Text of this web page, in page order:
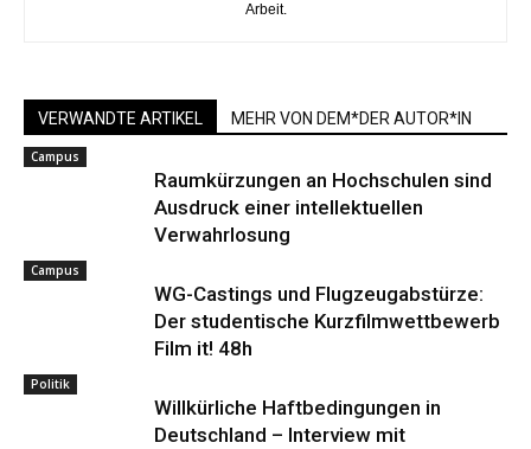
Arbeit.
VERWANDTE ARTIKEL MEHR VON DEM*DER AUTOR*IN
Campus
Raumkürzungen an Hochschulen sind
Ausdruck einer intellektuellen
Verwahrlosung
Campus
WG-Castings und Flugzeugabstürze:
Der studentische Kurzfilmwettbewerb
Film it! 48h
Politik
Willkürliche Haftbedingungen in
Deutschland – Interview mit